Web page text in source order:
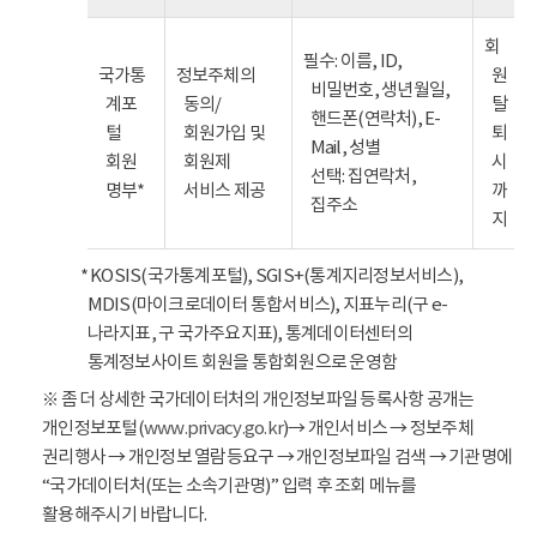
국가통
계포
털
회원
명부*
정보주체의
동의/
회원가입 및
회원제
서비스 제공
필수: 이름, ID,
비밀번호, 생년월일,
핸드폰(연락처), E-
Mail, 성별
선택: 집연락처,
집주소
회
원
탈
퇴
시
까
지
* KOSIS(국가통계포털), SGIS+(통계지리정보서비스),
MDIS(마이크로데이터 통합서비스), 지표누리(구 e-
나라지표, 구 국가주요지표), 통계데이터센터의
통계정보사이트 회원을 통합회원으로 운영함
※ 좀 더 상세한 국가데이터처의 개인정보파일 등록사항 공개는
개인정보포털(www.privacy.go.kr)→ 개인서비스 → 정보주체
권리행사 → 개인정보 열람등요구 → 개인정보파일 검색 → 기관명에
“국가데이터처(또는 소속기관명)” 입력 후 조회 메뉴를
활용해주시기 바랍니다.